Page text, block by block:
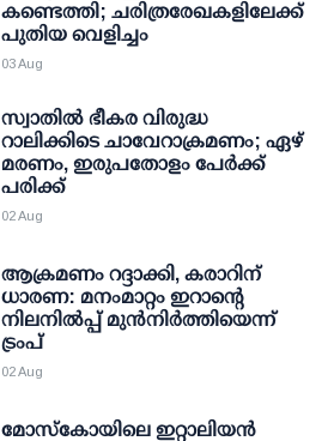
കണ്ടെത്തി; ചരിത്രരേഖകളിലേക്ക്
പുതിയ വെളിച്ചം
03 Aug
സ്വാതില്‍ ഭീകര വിരുദ്ധ
റാലിക്കിടെ ചാവേറാക്രമണം; ഏഴ്
മരണം, ഇരുപതോളം പേര്‍ക്ക്
പരിക്ക്
02 Aug
ആക്രമണം റദ്ദാക്കി, കരാറിന്
ധാരണ: മനംമാറ്റം ഇറാന്റെ
നിലനില്‍പ്പ് മുന്‍നിര്‍ത്തിയെന്ന്
ട്രംപ്
02 Aug
മോസ്‌കോയിലെ ഇറ്റാലിയന്‍